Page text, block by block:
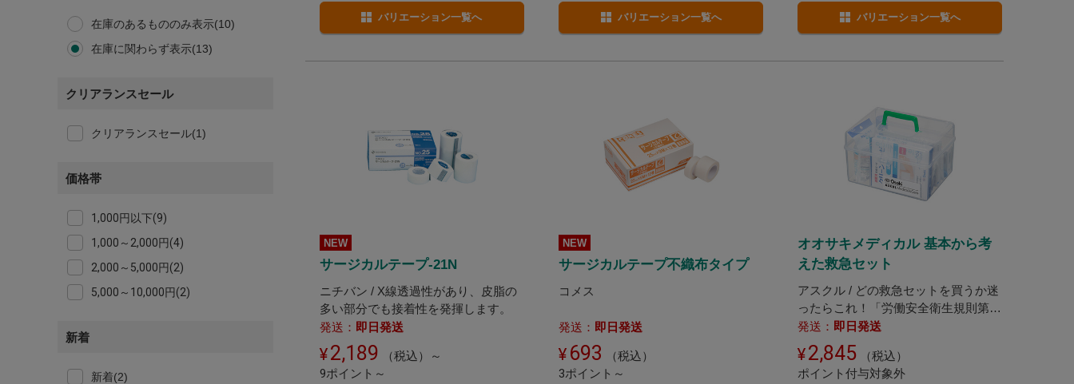
バリエーション一覧へ バリエーション一覧へ バリエーション一覧へ
NEW
サージカルテープ-21N
ニチバン / X線透過性があり、皮脂の
多い部分でも接着性を発揮します。
発送： 即日発送
2,189
（税込）～
9ポイント～
NEW
サージカルテープ不織布タイプ
コメス
発送： 即日発送
693
（税込）
3ポイント～
オオサキメディカル 基本から考
えた救急セット
アスクル / どの救急セットを買うか迷
ったらこれ！「労働安全衛生規則第六
百三十四条 第一号」に対応したアス
クル限定販売の仕事場向けの救急セッ
トです。
発送： 即日発送
2,845
（税込）
ポイント付与対象外
在庫のあるもののみ表示(10)
在庫に関わらず表示(13)
クリアランスセール
クリアランスセール(1)
価格帯
1,000円以下(9)
1,000～2,000円(4)
2,000～5,000円(2)
5,000～10,000円(2)
新着
新着(2)